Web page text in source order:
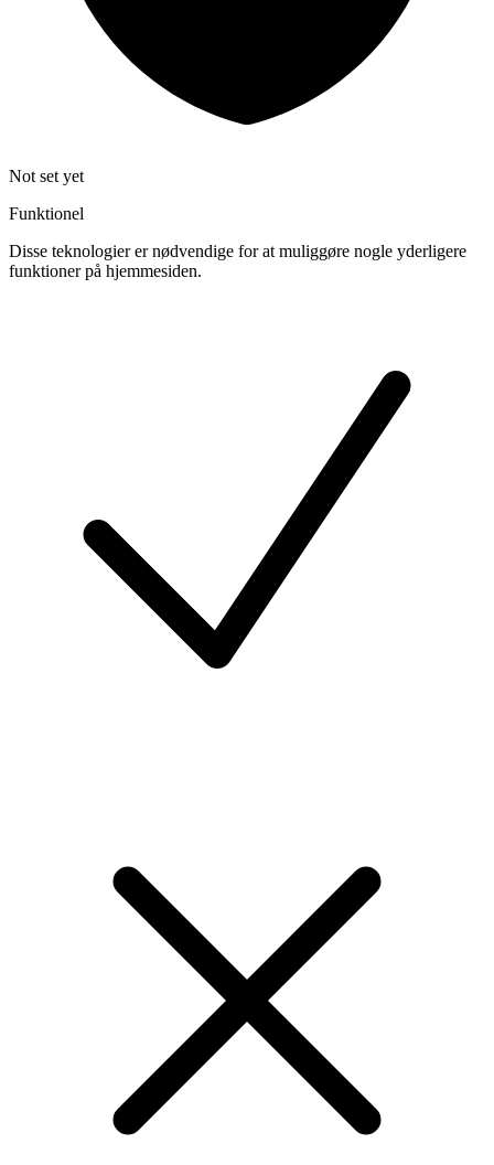
Not set yet
Funktionel
Disse teknologier er nødvendige for at muliggøre nogle yderligere
funktioner på hjemmesiden.